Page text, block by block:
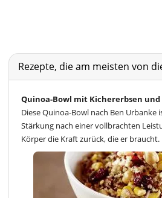
Rezepte, die am meisten von
Quinoa-Bowl mit Kichererbsen und
Diese Quinoa-Bowl nach Ben Urbanke
Stärkung nach einer vollbrachten
Körper die Kraft zurück, die er braucht.